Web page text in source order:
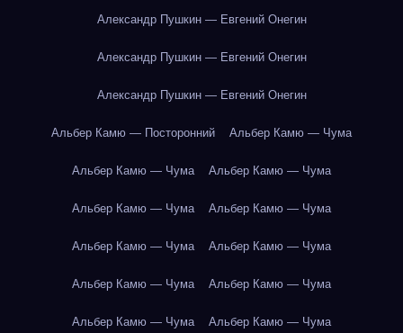
Александр Пушкин — Евгений Онегин
Александр Пушкин — Евгений Онегин
Александр Пушкин — Евгений Онегин
Альбер Камю — Посторонний Альбер Камю — Чума
Альбер Камю — Чума Альбер Камю — Чума
Альбер Камю — Чума Альбер Камю — Чума
Альбер Камю — Чума Альбер Камю — Чума
Альбер Камю — Чума Альбер Камю — Чума
Альбер Камю — Чума Альбер Камю — Чума